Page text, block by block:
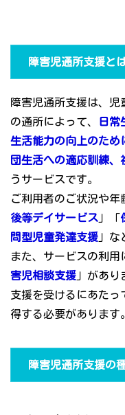
障害児通所支援と
障害児通所支援は、
の通所によって、
日常
生活能力の向上のため
団生活への適応訓練
うサービスです。
ご利用者のご状況や年
後等デイサービス 」「
問型児童発達支援 」な
また、サービスの利用
害児相談支援 」があり
支援を受けるにあたっ
得する必要があります。
障害児通所支援の